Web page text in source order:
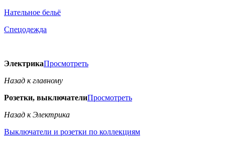
Нательное бельё
Спецодежда
ЭлектрикаПросмотреть
Назад к главному
Розетки, выключателиПросмотреть
Назад к Электрика
Выключатели и розетки по коллекциям